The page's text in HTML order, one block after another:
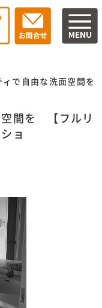
ニティで自
空間を 【フルリ
ョ